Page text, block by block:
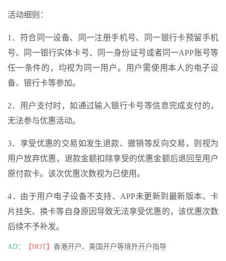
活动细则：
1．符合同一设备、同一注册手机号、同一银行卡预留手机
号、同一银行实体卡号、同一身份证号或者同一APP账号等
任一条件的，均视为同一用户。用户需使用本人的电子设
备、银行卡等参加。
2．用户支付时，如通过输入银行卡号等信息完成支付的，
无法参与优惠活动。
3．享受优惠的交易如发生退款、撤销等反向交易，则视为
用户放弃优惠，退款金额扣除享受的优惠金额后退回至用户
原付款卡。该次优惠次数视为已使用。
4．由于用户电子设备不支持、APP未更新到最新版本、卡
片挂失、换卡等自身原因导致无法享受优惠的，该优惠次数
后续不予补发。
AD： 【HOT】 香港开户、美国开户等境外开户指导